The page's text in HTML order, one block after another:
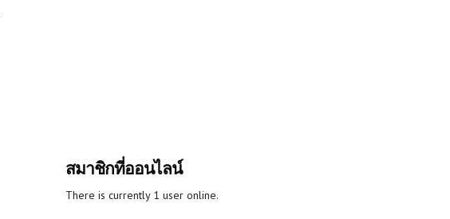
สมาชิกที่ออนไลน์
There is currently 1 user online.